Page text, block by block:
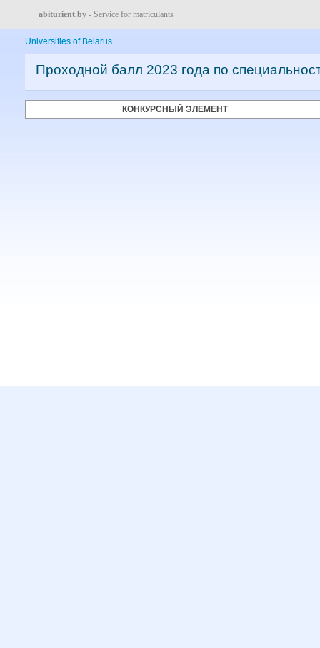
abiturient.by - Service for matriculants
Universities of Belarus
Проходной балл 2023 года по
КОНКУРСНЫЙ ЭЛЕМЕНТ